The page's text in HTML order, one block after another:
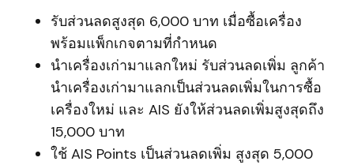
รับส่วนลดสูงสุด 6,000 บาท เมื่อซื้อเครื่อง
พร้อมแพ็กเกจตามที่กำหนด
นำเครื่องเก่ามาแลกใหม่ รับส่วนลดเพิ่ม ลูกค้า
นำเครื่องเก่ามาแลกเป็นส่วนลดเพิ่มในการซื้อ
เครื่องใหม่ และ AIS ยังให้ส่วนลดเพิ่มสูงสุดถึง
15,000 บาท
ใช้ AIS Points เป็นส่วนลดเพิ่ม สูงสุด 5,000